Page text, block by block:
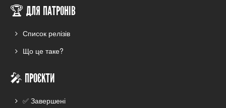
🏆 ДЛЯ ПАТРОНІВ
Список релізів
Що це таке?
🎤 ПРОЄКТИ
✅ Завершені